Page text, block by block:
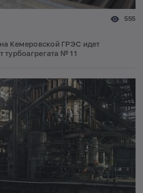
555
Кемеровской ГРЭС идет
турбоагрегата № 11